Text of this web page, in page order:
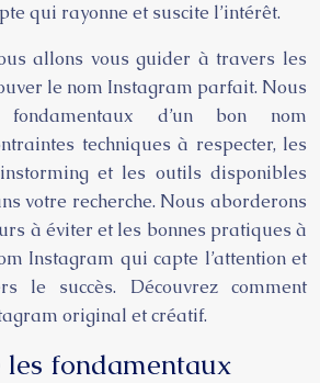
qui rayonne et suscite l’intérêt.
allons vous guider à travers les
le nom Instagram parfait. Nous
d’un bon nom
techniques à respecter, les
et les outils disponibles
votre recherche. Nous aborderons
à éviter et les bonnes pratiques à
Instagram qui capte l’attention et
le succès. Découvrez comment
original et créatif.
fondamentaux